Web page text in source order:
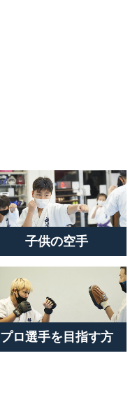
子供の空手
プロ選手を目指す方